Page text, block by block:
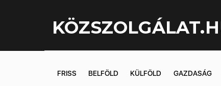
FRISS BELFÖLD KÜLFÖLD GAZDASÁG